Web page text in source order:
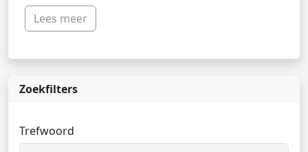
Lees meer
Zoekfilters
Trefwoord